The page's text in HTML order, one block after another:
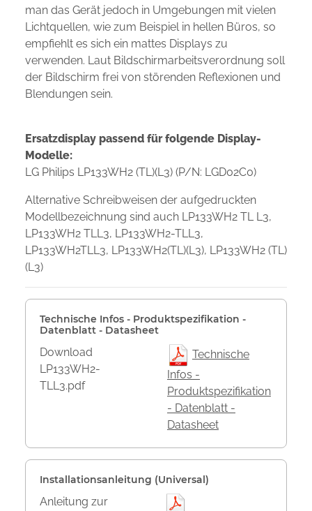
man das Gerät jedoch in Umgebungen mit vielen
Lichtquellen, wie zum Beispiel in hellen Büros, so
empfiehlt es sich ein mattes Displays zu
verwenden. Laut Bildschirmarbeitsverordnung soll
der Bildschirm frei von störenden Reflexionen und
Blendungen sein.
Ersatzdisplay passend für folgende Display-
Modelle:
LG Philips LP133WH2 (TL)(L3) (P/N: LGD02C0)
Alternative Schreibweisen der aufgedruckten
Modellbezeichnung sind auch LP133WH2 TL L3,
LP133WH2 TLL3, LP133WH2-TLL3,
LP133WH2TLL3, LP133WH2(TL)(L3), LP133WH2 (TL)
(L3)
Technische Infos - Produktspezifikation -
Datenblatt - Datasheet
Download
LP133WH2-
TLL3.pdf
Technische
Infos -
Produktspezifikation
- Datenblatt -
Datasheet
Installationsanleitung (Universal)
Anleitung zur